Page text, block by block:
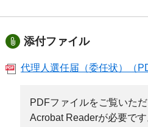
添付ファイル
代理人選任届（委任状）（
PDFファイルをご覧いた
Acrobat Readerが必要です